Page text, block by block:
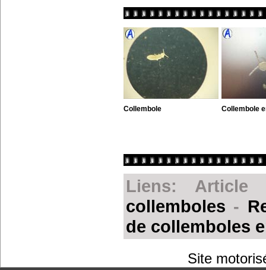
Collembole Collembole
Liens:
collemboles -
de collemboles
Site